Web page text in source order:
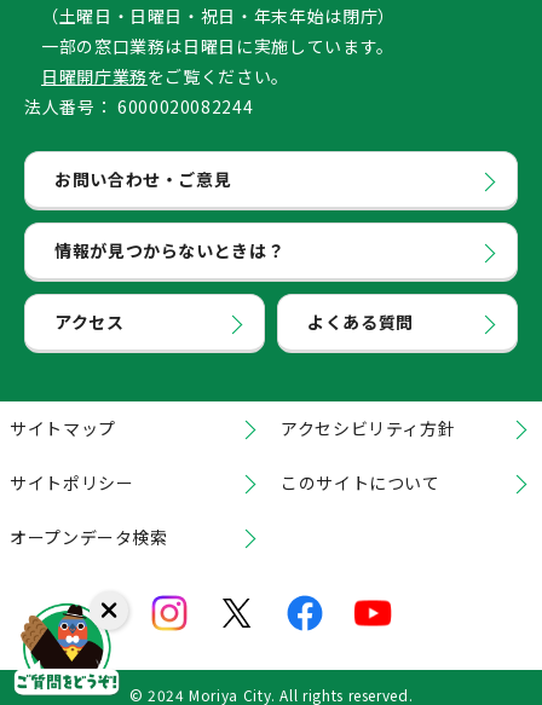
（土曜日・日曜日・祝日・年末年始は閉庁）
一部の窓口業務は日曜日に実施しています。
日曜開庁業務をご覧ください。
法人番号： 6000020082244
お問い合わせ・ご意見
情報が見つからないときは？
アクセス よくある質問
サイトマップ アクセシビリティ方針
サイトポリシー このサイトについて
オープンデータ検索
© 2024 Moriya City. All rights reserved.